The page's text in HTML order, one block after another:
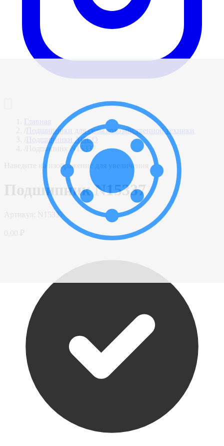
Главная
Подшипники для сельскохозяйственной техники
Подшипники AGCO
Подшипник N15337
Наведите на изображение для увеличения
Подшипник N15337
N15337